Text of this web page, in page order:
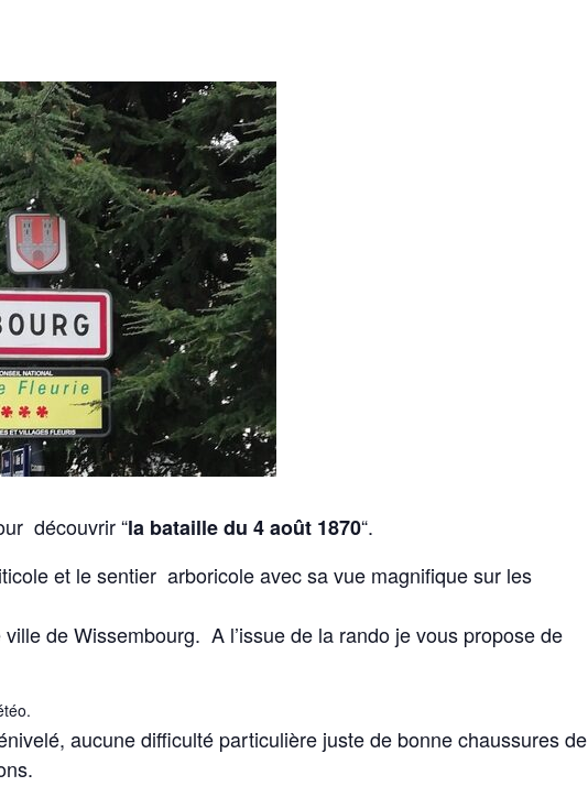
découvrir “la bataille du 4 août 1870“.
et le sentier arboricole avec sa vue magnifique sur les
de Wissembourg. A l’issue de la rando je vous propose de
aucune difficulté particulière juste de bonne chaussures de